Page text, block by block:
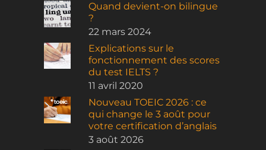
Quand devient-on bilingue
?
22 mars 2024
Explications sur le
fonctionnement des scores
du test IELTS ?
11 avril 2020
Nouveau TOEIC 2026 : ce
qui change le 3 août pour
votre certification d’anglais
3 août 2026